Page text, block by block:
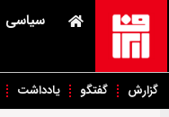
سیاسی
گزارش گفتگو یادداشت